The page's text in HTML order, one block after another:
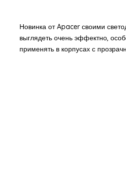
Новинка от Apacer своими
выглядеть очень эффектно,
применять в корпусах с